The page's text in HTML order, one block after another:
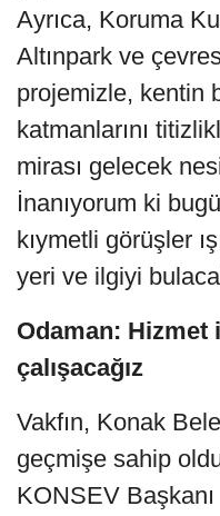
Ayrıca, Koruma
Altınpark ve
projemizle, kentin
katmanlarını
mirası gelecek
İnanıyorum ki
kıymetli görüşler
yeri ve ilgiyi
Odaman:
çalışacağız
Vakfın, Konak
geçmişe sahip
KONSEV